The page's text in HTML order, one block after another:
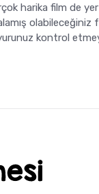
harika film de
kontrol